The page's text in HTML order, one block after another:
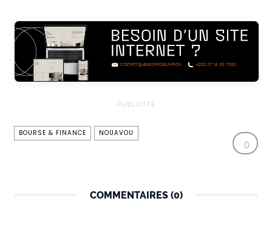
PUBLICITÉ
BOURSE & FINANCE NOUAVOU
0
COMMENTAIRES (0)